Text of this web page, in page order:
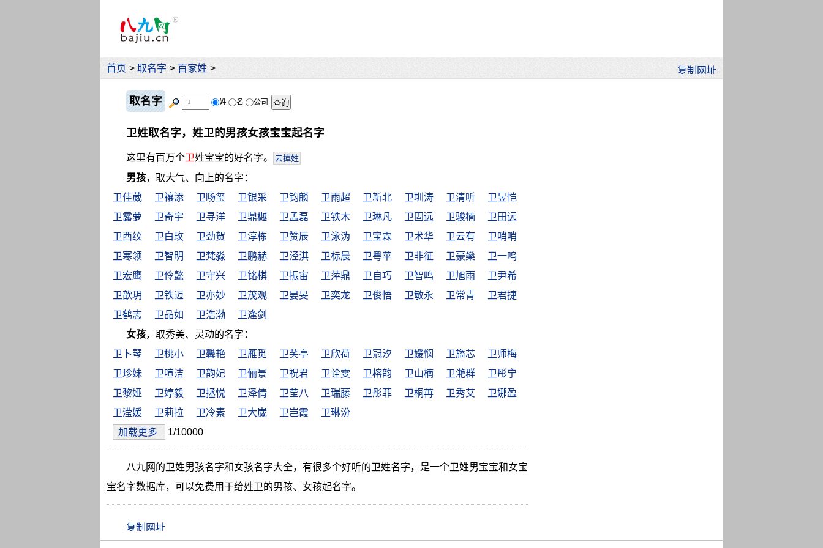
首页 > 取名字 > 百家姓 >
取名字 姓 名 公司
卫姓取名字，姓卫的男孩女孩宝宝起名字
这里有百万个卫姓宝宝的好名字。 去掉姓
男孩，取大气、向上的名字：
卫佳葳
卫禳添 卫旸玺 卫银采 卫钧麟 卫雨超 卫新北 卫圳涛 卫清听
卫昱恺
卫露萝
卫奇宇 卫寻洋 卫鼎樾 卫孟磊 卫铁木 卫琳凡 卫固远 卫骏楠
卫田远
卫西纹
卫白玫 卫劲贺 卫淳栋 卫赞辰 卫泳沩 卫宝霖 卫术华 卫云有
卫哨哨
卫寒领
卫智明 卫梵淼 卫鹏赫 卫泾淇 卫标晨 卫粤苹 卫非征 卫豪燊
卫一呜
卫宏鹰
卫伶懿 卫守兴 卫铭棋 卫振宙 卫萍鼎 卫自巧 卫智鸣 卫旭雨
卫尹希
卫歆玥
卫铁迈 卫亦妙 卫茂观 卫晏旻 卫奕龙 卫俊悟 卫敏永 卫常青
卫君捷
卫鹤志
卫品如 卫浩渤
卫逢剑
女孩，取秀美、灵动的名字：
卫卜琴
卫桃小 卫馨艳 卫雁觅 卫芺亭 卫欣荷 卫冠汐 卫媛悯 卫旖芯
卫师梅
卫珍妹
卫喧洁 卫韵妃 卫俪景 卫祝君 卫诠雯 卫榕韵 卫山楠 卫滟群
卫彤宁
卫黎娅
卫婷毅 卫拯悦 卫泽倩 卫莹八 卫瑞藤 卫彤菲 卫桐苒 卫秀艾
卫娜盈
卫滢媛
卫莉拉 卫冷素 卫大崴 卫岂霞
卫琳汾
加载更多
1/10000
八九网的卫姓男孩名字和女孩名字大全，有很多个好听的卫姓名字，是一个卫姓男宝宝和女宝
宝名字数据库，可以免费用于给姓卫的男孩、女孩起名字。